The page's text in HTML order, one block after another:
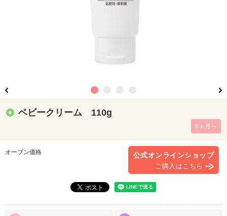
ベビークリーム 110g
0ヵ月～
オープン価格 公式オンラインショップ
ご購入はこちら